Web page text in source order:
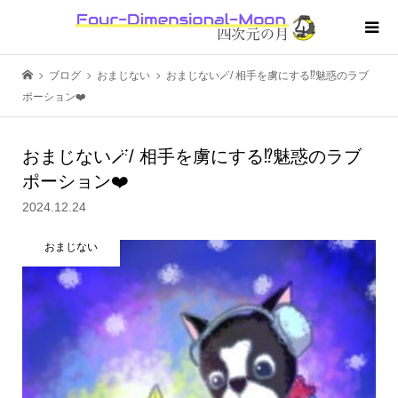
ブログ おまじない
おまじない🪄/ 相手を虜にする⁉️魅惑のラブ
ポーション❤️
おまじない🪄/ 相手を虜にする⁉️魅惑のラブ
ポーション❤️
2024.12.24
おまじない